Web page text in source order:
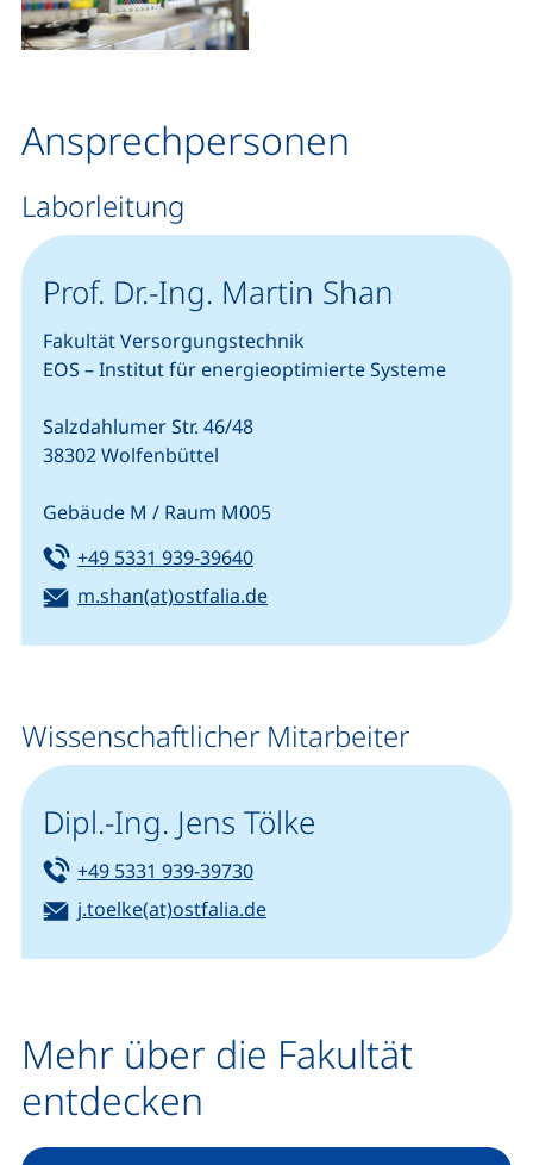
Ansprechpersonen
Laborleitung
Prof. Dr.-Ing. Martin Shan
Fakultät Versorgungstechnik
EOS – Institut für energieoptimierte Systeme
Salzdahlumer Str. 46/48
38302 Wolfenbüttel
Gebäude M / Raum M005
Tel:
+49 5331 939-39640(startet einen Telefonanruf,
E-Mail:
m.shan(at)ostfalia.de(öffnet Ihr E-Mail-Programm)
Wissenschaftlicher Mitarbeiter
Dipl.-Ing. Jens Tölke
Tel:
+49 5331 939-39730(startet einen Telefonanruf,
E-Mail:
j.toelke(at)ostfalia.de(öffnet Ihr E-Mail-Programm)
Mehr über die Fakultät
entdecken